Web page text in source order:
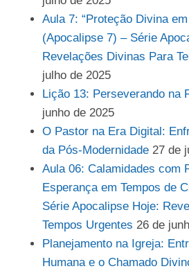
Aula 7: “Proteção Divina
(Apocalipse 7) – Série
Revelações Divinas Para
julho de 2025
Lição 13: Perseverando na
junho de 2025
O Pastor na Era Digital:
da Pós-Modernidade 27 de
Aula 06: Calamidades com
Esperança em Tempos de
Série Apocalipse Hoje:
Tempos Urgentes 26 de
Planejamento na Igreja:
Humana e o Chamado